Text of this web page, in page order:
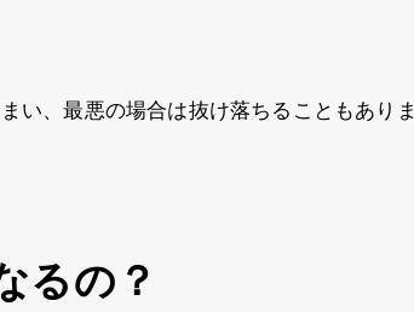
い、最悪の場合は抜け落ちることもありま
るの？